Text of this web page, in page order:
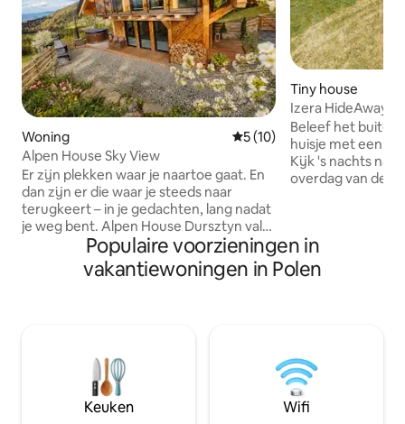
Woning Gemiddelde beoordeling
5 (10)
Alpen House Sky View
Er zijn plekken waar je naartoe gaat. En
dan zijn er die waar je steeds naar
terugkeert – in je gedachten, lang nadat
je weg bent. Alpen House Dursztyn valt
in de laatste categorie. De
accommodatie ligt buiten de gebaande
paden, omgeven door bossen en
Hier beginnen de ochtenden met
daglicht dat door de grote ramen naar
binnen stroomt en met uitzicht op de
mist die over de weilanden opstijgt.
Tiny house
Izera HideAway |
Unieke ervaring
Beleef het
huisje met een
Kijk 's nachts
overdag van de
zijn kleine,
is elektriciteit en
bad in een open
verwarming voor
Populaire voorzieningen in
vakantiewoningen in Polen
Keuken Wifi